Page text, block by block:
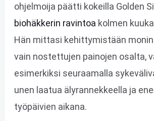
ohjelmoija päätti kokeilla Golden
biohäkkerin ravintoa kolmen
Hän mittasi kehittymistään
vain nostettujen painojen osalta,
esimerkiksi seuraamalla
unen laatua älyrannekkeella ja
työpäivien aikana.